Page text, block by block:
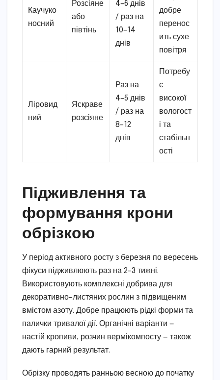
Каучуко
носний
Розсіяне
або
півтінь
4–6 днів
/ раз на
10–14
днів
добре
перенос
ить сухе
повітря
Ліровид
ний
Яскраве
розсіяне
Раз на
4–5 днів
/ раз на
8–12
днів
Потребу
є
високої
вологост
і та
стабільн
ості
Підживлення та
формування крони
обрізкою
У період активного росту з березня по вересень
фікуси підживлюють раз на 2–3 тижні.
Використовують комплексні добрива для
декоративно-листяних рослин з підвищеним
вмістом азоту. Добре працюють рідкі форми та
палички тривалої дії. Органічні варіанти —
настій кропиви, розчин вермікомпосту — також
дають гарний результат.
Обрізку проводять ранньою весною до початку